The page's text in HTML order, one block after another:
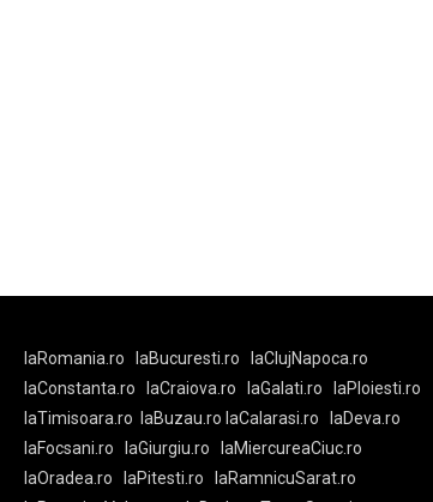
laRomania.ro laBucuresti.ro
laClujNapoca.ro
laConstanta.ro
laCraiova.ro laGalati.ro
laPloiesti.ro
laTimisoara.ro
laBuzau.ro laCalarasi.ro
laDeva.ro
laFocsani.ro
laGiurgiu.ro
laMiercureaCiuc.ro
laOradea.ro
laPitesti.ro
laRamnicuSarat.ro